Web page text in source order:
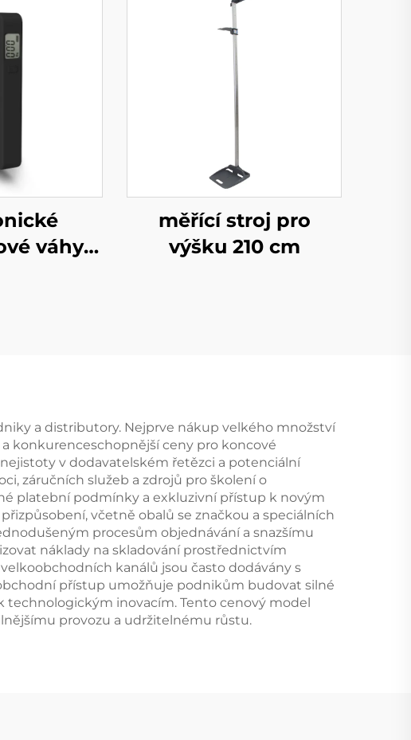
váhy
měřící stroj pro
výšku 210 cm
a distributory. Nejprve nákup velkého množství
konkurenceschopnější ceny pro koncové
v dodavatelském řetězci a potenciální
záručních služeb a zdrojů pro školení o
platební podmínky a exkluzivní přístup k novým
včetně obalů se značkou a speciálních
procesům objednávání a snazšímu
náklady na skladování prostřednictvím
kanálů jsou často dodávány s
přístup umožňuje podnikům budovat silné
technologickým inovacím. Tento cenový model
provozu a udržitelnému růstu.